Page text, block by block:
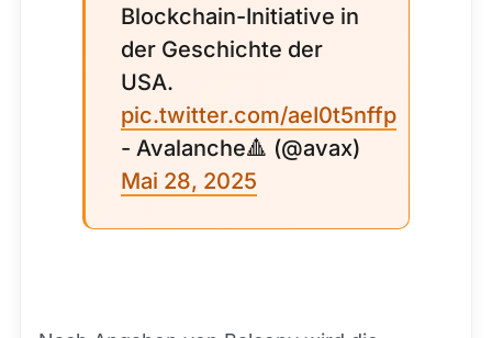
Blockchain-Initiative in
der Geschichte der
USA.
pic.twitter.com/aeI0t5nffp
- Avalanche🔺 (@avax)
Mai 28, 2025